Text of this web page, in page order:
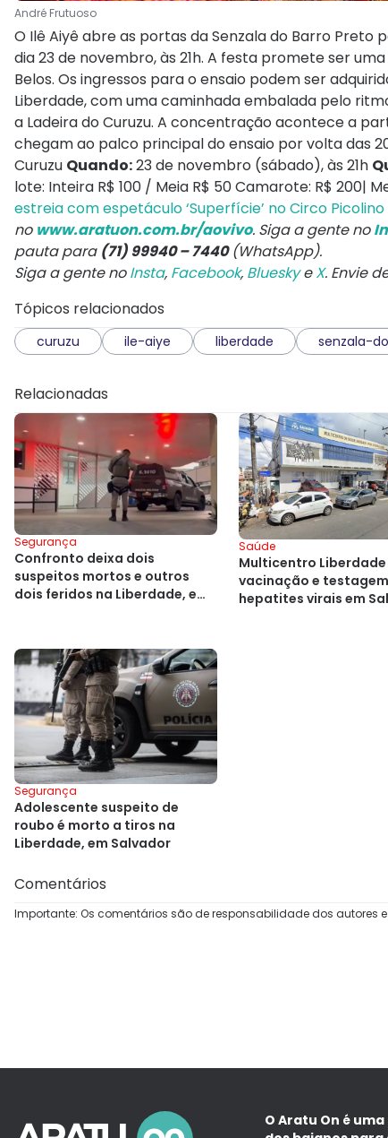
André Frutuoso
O Ilê Aiyê abre as portas da Senzala do Barro
dia 23 de novembro, às 21h. A festa promete ser
Belos. Os ingressos para o ensaio podem ser
Liberdade, com uma caminhada embalada pelo
a Ladeira do Curuzu. A concentração acontece a
chegam ao palco principal do ensaio por volta das
Curuzu Quando:23 de novembro (sábado), às 21h
lote: Inteira R$ 100 / Meia R$ 50 Camarote: R$ 200|
estreia com espetáculo ‘Superfície’ no Circo Picolino
no www.aratuon.com.br/aovivo. Siga a gente no
pauta para (71) 99940 – 7440(WhatsApp).
Siga a gente noInsta, Facebook, BlueskyeX. Envie
Tópicos relacionados
curuzu ile-aiye liberdade senzala-
Relacionadas
Segurança
Confronto deixa dois
suspeitos mortos e outros
dois feridos na Liberdade, em
Saúde
Multicentro
vacinação e
hepatites virais em
Segurança
Adolescente suspeito de
roubo é morto a tiros na
Liberdade, em Salvador
Comentários
Importante: Os comentários são de responsabilidade dos autores
O Aratu On é